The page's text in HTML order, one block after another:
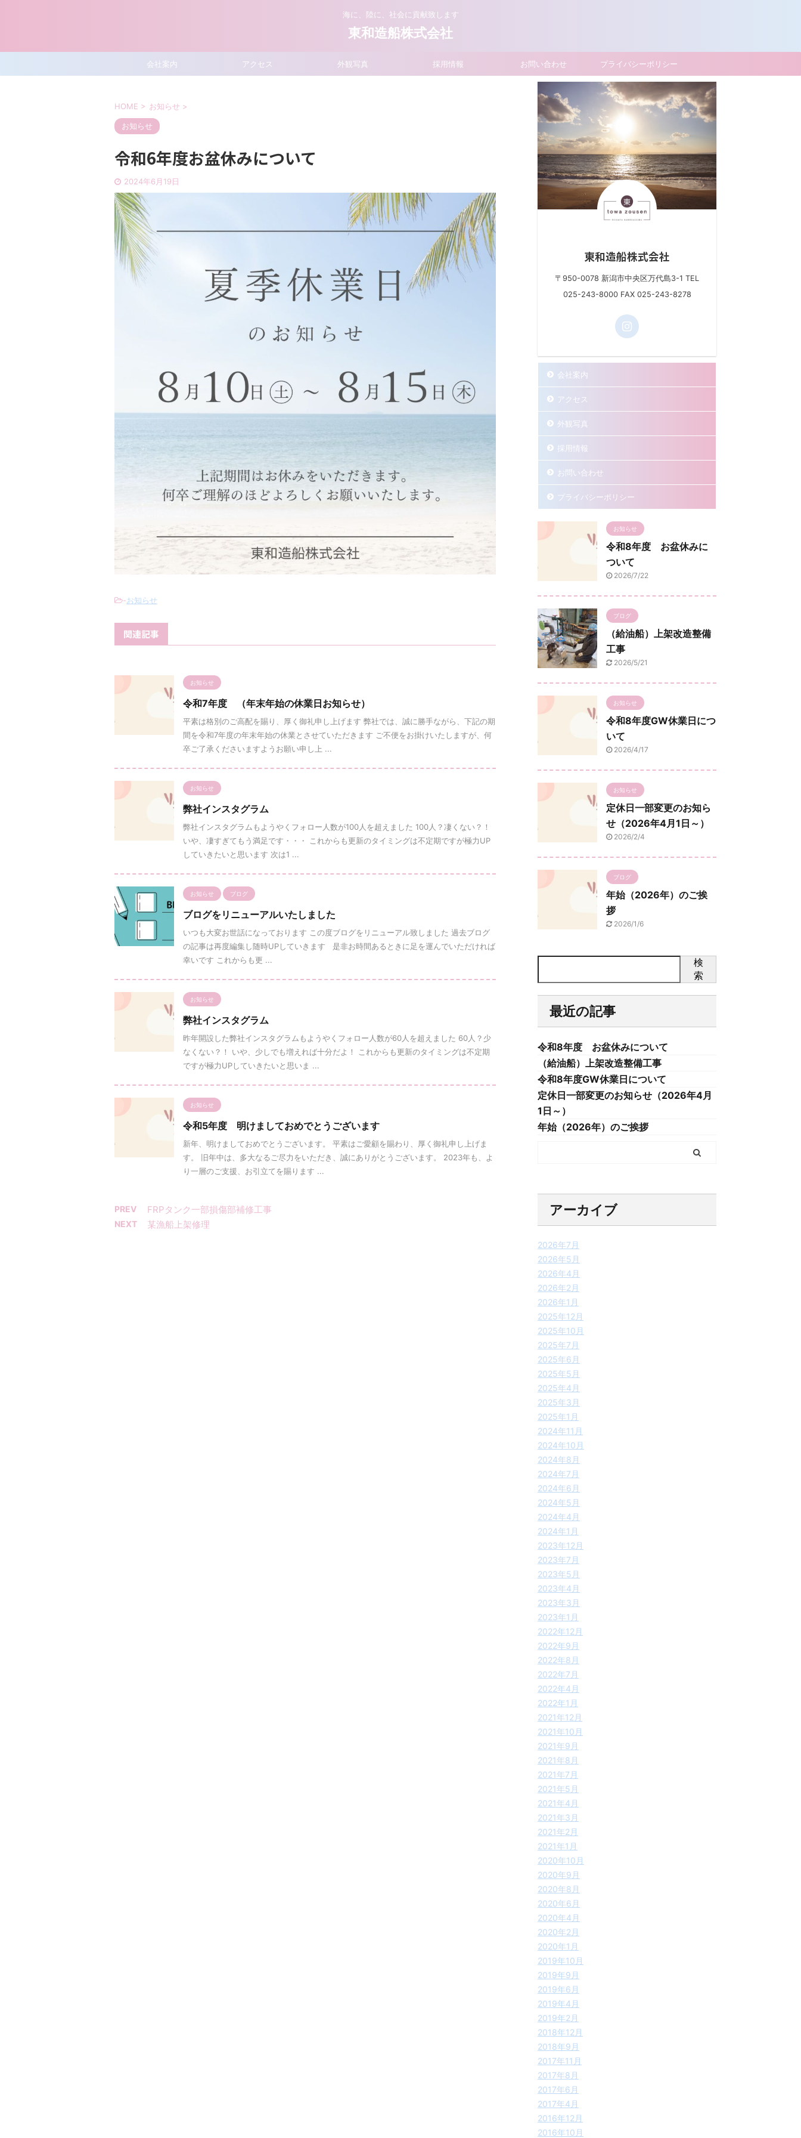
海に、陸に、社会に貢献致します
東和造船株式会社
会社案内 アクセス 外観写真 採用情報 お問い合わせ プライバシーポリシー
HOME > お知らせ >
お知らせ
令和6年度お盆休みについて
2024年6月19日
-お知らせ
関連記事
お知らせ
令和7年度 （年末年始の休業日お知らせ）
平素は格別のご高配を賜り、厚く御礼申し上げます 弊社では、誠に勝手ながら、下記の期
間を令和7年度の年末年始の休業とさせていただきます ご不便をお掛けいたしますが、何
卒ご了承くださいますようお願い申し上 ...
お知らせ
弊社インスタグラム
弊社インスタグラムもようやくフォロー人数が100人を超えました 100人？凄くない？！
いや、凄すぎてもう満足です・・・ これからも更新のタイミングは不定期ですが極力UP
していきたいと思います 次は1 ...
お知らせ ブログ
ブログをリニューアルいたしました
いつも大変お世話になっております この度ブログをリニューアル致しました 過去ブログ
の記事は再度編集し随時UPしていきます 是非お時間あるときに足を運んでいただければ
幸いです これからも更 ...
お知らせ
弊社インスタグラム
昨年開設した弊社インスタグラムもようやくフォロー人数が60人を超えました 60人？少
なくない？！ いや、少しでも増えれば十分だよ！ これからも更新のタイミングは不定期
ですが極力UPしていきたいと思いま ...
お知らせ
令和5年度 明けましておめでとうございます
新年、明けましておめでとうございます。 平素はご愛顧を賜わり、厚く御礼申し上げま
す。 旧年中は、多大なるご尽力をいただき、誠にありがとうございます。 2023年も、よ
り一層のご支援、お引立てを賜ります ...
PREV FRPタンク一部損傷部補修工事
NEXT 某漁船上架修理
東和造船株式会社
〒950-0078 新潟市中央区万代島3-1 TEL
025-243-8000 FAX 025-243-8278
会社案内
アクセス
外観写真
採用情報
お問い合わせ
プライバシーポリシー
お知らせ
令和8年度 お盆休みに
ついて
2026/7/22
ブログ
（給油船）上架改造整備
工事
2026/5/21
お知らせ
令和8年度GW休業日につ
いて
2026/4/17
お知らせ
定休日一部変更のお知ら
せ（2026年4月1日～）
2026/2/4
ブログ
年始（2026年）のご挨
拶
2026/1/6
検
索
最近の記事
令和8年度 お盆休みについて
（給油船）上架改造整備工事
令和8年度GW休業日について
定休日一部変更のお知らせ（2026年4月
1日～）
年始（2026年）のご挨拶
アーカイブ
2026年7月
2026年5月
2026年4月
2026年2月
2026年1月
2025年12月
2025年10月
2025年7月
2025年6月
2025年5月
2025年4月
2025年3月
2025年1月
2024年11月
2024年10月
2024年8月
2024年7月
2024年6月
2024年5月
2024年4月
2024年1月
2023年12月
2023年7月
2023年5月
2023年4月
2023年3月
2023年1月
2022年12月
2022年9月
2022年8月
2022年7月
2022年4月
2022年1月
2021年12月
2021年10月
2021年9月
2021年8月
2021年7月
2021年5月
2021年4月
2021年3月
2021年2月
2021年1月
2020年10月
2020年9月
2020年8月
2020年6月
2020年4月
2020年2月
2020年1月
2019年10月
2019年9月
2019年6月
2019年4月
2019年2月
2018年12月
2018年9月
2017年11月
2017年8月
2017年6月
2017年4月
2016年12月
2016年10月